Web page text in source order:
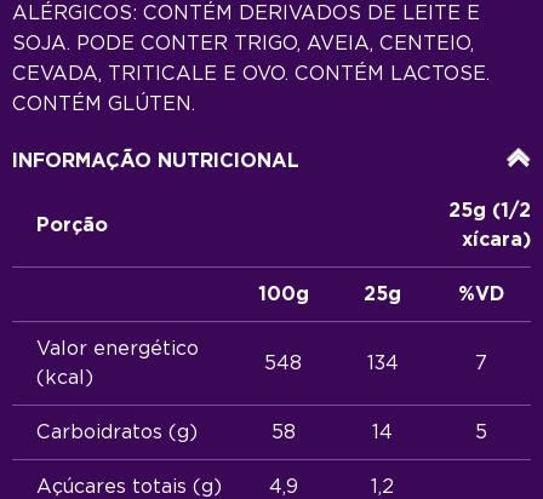
ALÉRGICOS: CONTÉM DERIVADOS DE LEITE E
SOJA. PODE CONTER TRIGO, AVEIA, CENTEIO,
CEVADA, TRITICALE E OVO. CONTÉM LACTOSE.
CONTÉM GLÚTEN.
INFORMAÇÃO NUTRICIONAL
Porção
25g (1/2
xícara)
100g 25g %VD
Valor energético
(kcal)
548 134 7
Carboidratos (g) 58 14 5
Açúcares totais (g) 4,9 1,2